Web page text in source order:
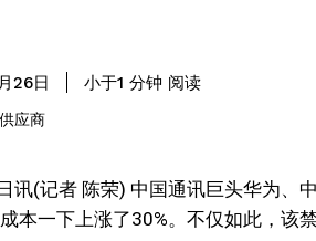
26日 小于1 分钟 阅读
讯(记者 陈荣) 中国通讯巨头华为、
本一下上涨了30%。不仅如此，